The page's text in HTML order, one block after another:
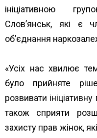
ініціативною
Слов’янськ, які є
об’єднання
«Усіх нас хвилює
було прийняте
розвивати
також сприяти
захисту прав жінок,